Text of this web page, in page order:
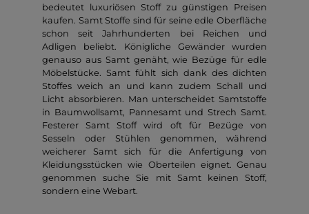
bedeutet luxuriösen Stoff zu günstigen Preisen
kaufen. Samt Stoffe sind für seine edle Oberfläche
schon seit Jahrhunderten bei Reichen und
Adligen beliebt. Königliche Gewänder wurden
genauso aus Samt genäht, wie Bezüge für edle
Möbelstücke. Samt fühlt sich dank des dichten
Stoffes weich an und kann zudem Schall und
Licht absorbieren. Man unterscheidet Samtstoffe
in Baumwollsamt, Pannesamt und Strech Samt.
Festerer Samt Stoff wird oft für Bezüge von
Sesseln oder Stühlen genommen, während
weicherer Samt sich für die Anfertigung von
Kleidungsstücken wie Oberteilen eignet. Genau
genommen suche Sie mit Samt keinen Stoff,
sondern eine Webart.